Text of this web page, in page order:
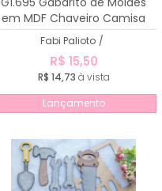
em MDF Chaveiro Camisa
Fabi Palioto /
R$ 15,50
R$ 14,73 à vista
Lançamento